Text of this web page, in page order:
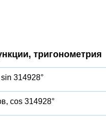
тригонометрия
314928°
cos 314928°